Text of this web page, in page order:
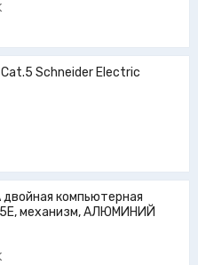
Schneider Electric
двойная компьютерная
механизм, АЛЮМИНИЙ